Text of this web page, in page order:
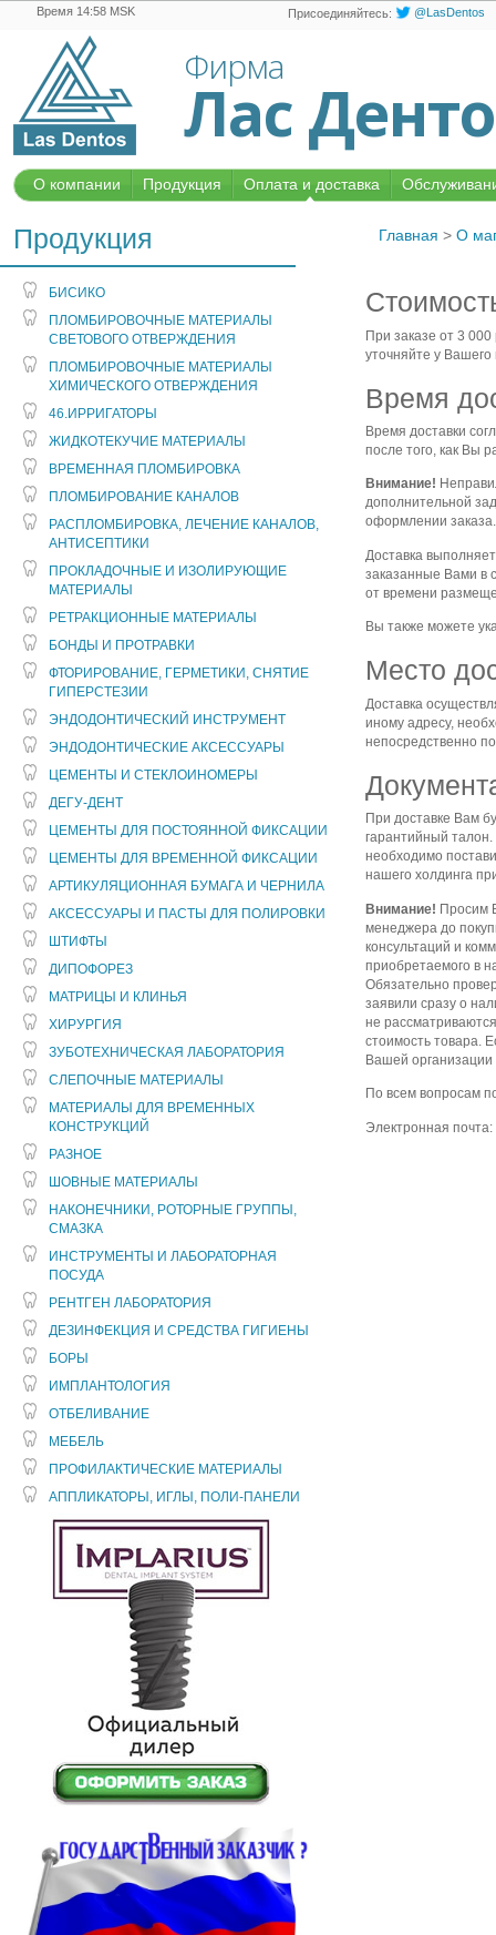
Время 14:58 MSK Присоединяйтесь: @LasDentos
Фирма
Лас
О компании Продукция Оплата и доставка
Продукция
БИСИКО
ПЛОМБИРОВОЧНЫЕ МАТЕРИАЛЫ
СВЕТОВОГО ОТВЕРЖДЕНИЯ
ПЛОМБИРОВОЧНЫЕ МАТЕРИАЛЫ
ХИМИЧЕСКОГО ОТВЕРЖДЕНИЯ
46.ИРРИГАТОРЫ
ЖИДКОТЕКУЧИЕ МАТЕРИАЛЫ
ВРЕМЕННАЯ ПЛОМБИРОВКА
ПЛОМБИРОВАНИЕ КАНАЛОВ
РАСПЛОМБИРОВКА, ЛЕЧЕНИЕ КАНАЛОВ,
АНТИСЕПТИКИ
ПРОКЛАДОЧНЫЕ И ИЗОЛИРУЮЩИЕ
МАТЕРИАЛЫ
РЕТРАКЦИОННЫЕ МАТЕРИАЛЫ
БОНДЫ И ПРОТРАВКИ
ФТОРИРОВАНИЕ, ГЕРМЕТИКИ, СНЯТИЕ
ГИПЕРСТЕЗИИ
ЭНДОДОНТИЧЕСКИЙ ИНСТРУМЕНТ
ЭНДОДОНТИЧЕСКИЕ АКСЕССУАРЫ
ЦЕМЕНТЫ И СТЕКЛОИНОМЕРЫ
ДЕГУ-ДЕНТ
ЦЕМЕНТЫ ДЛЯ ПОСТОЯННОЙ ФИКСАЦИИ
ЦЕМЕНТЫ ДЛЯ ВРЕМЕННОЙ ФИКСАЦИИ
АРТИКУЛЯЦИОННАЯ БУМАГА И ЧЕРНИЛА
АКСЕССУАРЫ И ПАСТЫ ДЛЯ ПОЛИРОВКИ
ШТИФТЫ
ДИПОФОРЕЗ
МАТРИЦЫ И КЛИНЬЯ
ХИРУРГИЯ
ЗУБОТЕХНИЧЕСКАЯ ЛАБОРАТОРИЯ
СЛЕПОЧНЫЕ МАТЕРИАЛЫ
МАТЕРИАЛЫ ДЛЯ ВРЕМЕННЫХ
КОНСТРУКЦИЙ
РАЗНОЕ
ШОВНЫЕ МАТЕРИАЛЫ
НАКОНЕЧНИКИ, РОТОРНЫЕ ГРУППЫ,
СМАЗКА
ИНСТРУМЕНТЫ И ЛАБОРАТОРНАЯ
ПОСУДА
РЕНТГЕН ЛАБОРАТОРИЯ
ДЕЗИНФЕКЦИЯ И СРЕДСТВА ГИГИЕНЫ
БОРЫ
ИМПЛАНТОЛОГИЯ
ОТБЕЛИВАНИЕ
МЕБЕЛЬ
ПРОФИЛАКТИЧЕСКИЕ МАТЕРИАЛЫ
АППЛИКАТОРЫ, ИГЛЫ, ПОЛИ-ПАНЕЛИ
Главная > О
При заказе от 3
уточняйте у
Время
Время доставки
после того, как Вы
Внимание!
дополнительной
оформлении
Доставка
заказанные Вами в
от времени
Вы также можете
Место
Доставка
иному адресу,
непосредственно
При доставке Вам
гарантийный
необходимо
нашего холдинга
Внимание! Просим
менеджера до
консультаций и
приобретаемого в
Обязательно
заявили сразу о
не
стоимость товара.
Вашей
По всем вопросам
Электронная